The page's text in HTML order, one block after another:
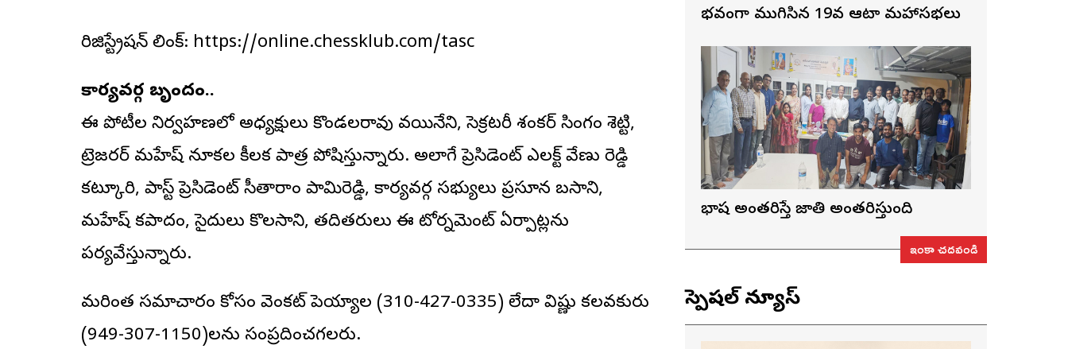
రిజిస్ట్రేషన్ లింక్: https://online.chessklub.com/tasc
కార్యవర్గ బృందం..
ఈ పోటీల నిర్వహణలో అధ్యక్షులు కొండలరావు వయినేని, సెక్రటరీ శంకర్ సింగం శెట్టి,
ట్రెజరర్ మహేష్ నూకల కీలక పాత్ర పోషిస్తున్నారు. అలాగే ప్రెసిడెంట్ ఎలక్ట్ వేణు రెడ్డి
కట్కూరి, పాస్ట్ ప్రెసిడెంట్ సీతారాం పామిరెడ్డి, కార్యవర్గ సభ్యులు ప్రసూన బసాని,
మహేష్ కపాదం, సైదులు కొలసాని, తదితరులు ఈ టోర్నమెంట్ ఏర్పాట్లను
పర్యవేక్షిస్తున్నారు.
మరింత సమాచారం కోసం వెంకట్ పెయ్యాల (310-427-0335) లేదా విష్ణు కలవకురు
(949-307-1150)లను సంప్రదించగలరు.
వైభవంగా ముగిసిన 19వ ఆటా మహాసభలు
భాష అంతరిస్తే జాతి అంతరిస్తుంది
ఇంకా చదవండి
స్పెషల్ న్యూస్